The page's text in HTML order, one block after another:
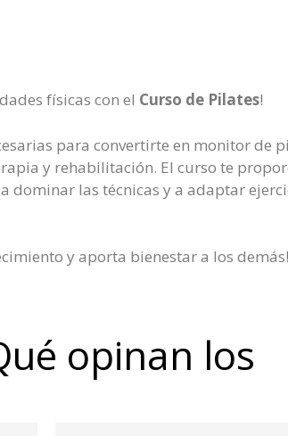
físicas con el Curso de Pilates!
para convertirte en monitor de
y rehabilitación. El curso te
dominar las técnicas y a adaptar
y aporta bienestar a los demás!
opinan los